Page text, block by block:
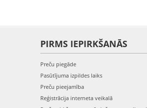
PIRMS IEPIRKŠANĀS
Preču piegāde
Pasūtījuma izpildes laiks
Preču pieejamība
Reģistrācija interneta veikalā